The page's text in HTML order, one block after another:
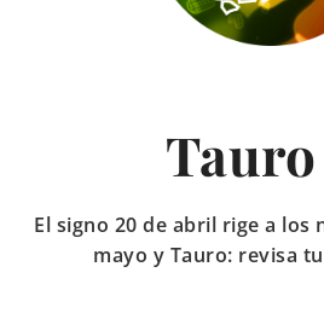
Tauro
El signo 20 de abril rige a los
mayo y Tauro: revisa